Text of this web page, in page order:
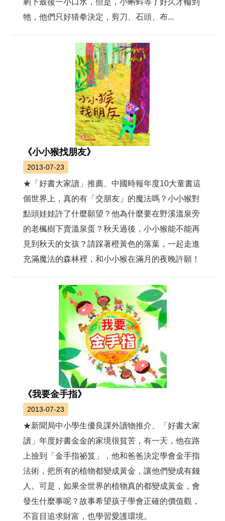
剩下最後一小口水，但是，小蝌蚪等了好久才輪到
牠，他們只好猜拳決定，剪刀、石頭、布...
《小小猴找朋友》
2013-07-23
★「好書大家讀」推薦、中國時報年度10大童書這
個世界上，真的有「交朋友」的魔法嗎？小小猴對
點頭娃娃許了什麼願望？他為什麼要在野溪溫泉旁
的老楓樹下賣溫泉蛋？秋天過後，小小猴能不能再
見到秋天的女孩？請踩著橙黃色的落葉，一起走進
充滿魔法的森林裡，和小小猴在滿月的夜晚許願！
《我要金手指》
2013-07-23
★新聞局中小學生優良課外讀物推介、「好書大家
讀」年度好書金金的家境很貧苦，有一天，他在路
上撿到「金手指祕笈」，他和爸爸決定學會金手指
法術，把所有的植物都變成黃金，讓他們變成有錢
人。可是，如果全世界的植物真的都變成黃金，會
發生什麼事呢？故事希望孩子學會正確的價值觀，
不盲目追求財富，也學習愛護環境。